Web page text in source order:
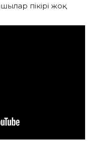
пікірі жоқ.